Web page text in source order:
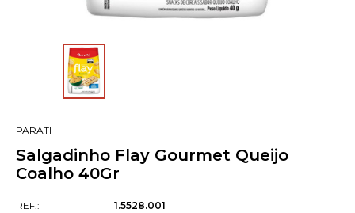
PARATI
Salgadinho Flay Gourmet Queijo
Coalho 40Gr
REF.:
1.5528.001